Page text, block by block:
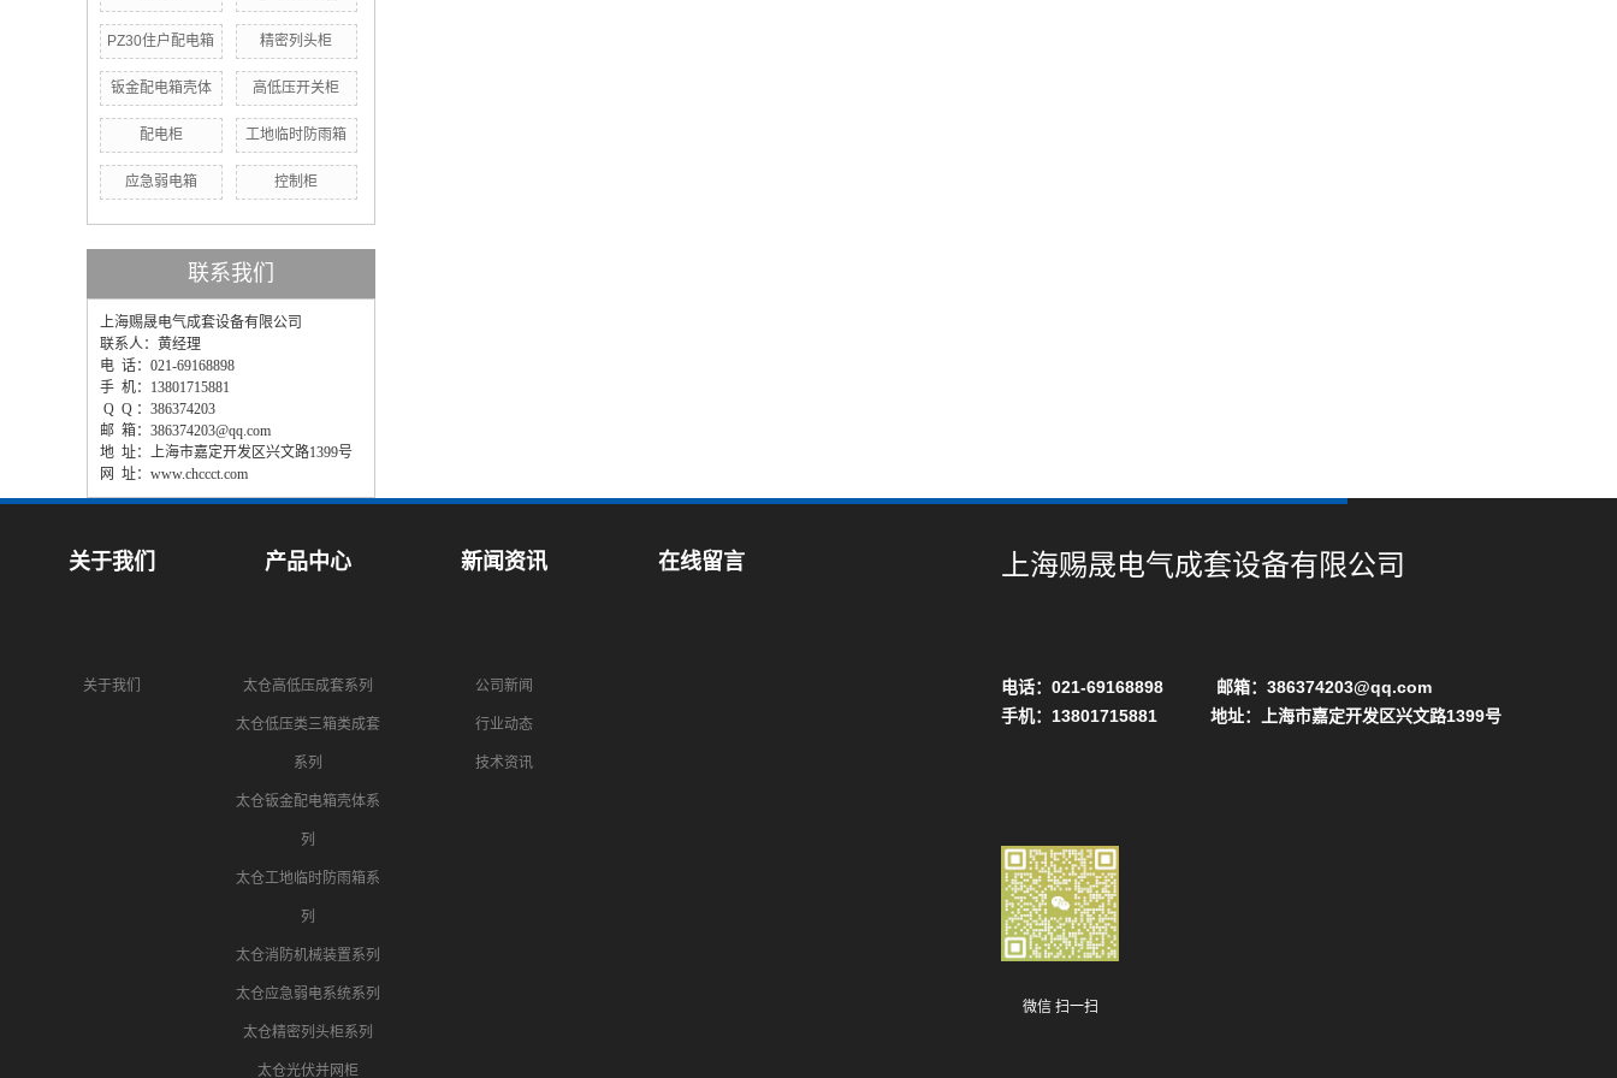
PZ30住户配电箱 精密列头柜
钣金配电箱壳体 高低压开关柜
配电柜 工地临时防雨箱
应急弱电箱 控制柜
联系我们
上海赐晟电气成套设备有限公司
联系人：黄经理
电 话：021-69168898
手 机：13801715881
Q Q ：386374203
邮 箱：386374203@qq.com
地 址：上海市嘉定开发区兴文路1399号
网 址：www.chccct.com
关于我们
关于我们
产品中心
太仓高低压成套系列
太仓低压类三箱类成套
系列
太仓钣金配电箱壳体系
列
太仓工地临时防雨箱系
列
太仓消防机械装置系列
太仓应急弱电系统系列
太仓精密列头柜系列
太仓光伏并网柜
新闻资讯
公司新闻
行业动态
技术资讯
在线留言 上海赐晟电气成套设备有限公司
电话：021-69168898 邮箱：386374203@qq.com
手机：13801715881 地址：上海市嘉定开发区兴文路1399号
微信 扫一扫